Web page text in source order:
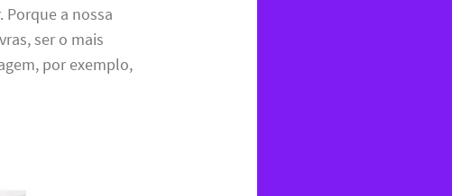
a nossa
ser o mais
por exemplo,